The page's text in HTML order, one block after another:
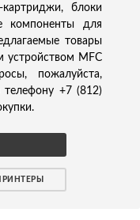
блоки
компоненты для
товары
устройством MFC
пожалуйста,
+7 (812)